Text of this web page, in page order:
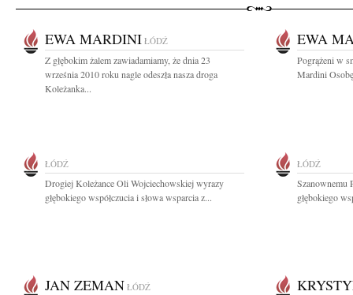
EWA MARDINI ŁÓDŹ
Z głębokim żalem zawiadamiamy, że dnia 23
września 2010 roku nagle odeszła nasza droga
Koleżanka...
EWA
Pogrążeni w
Mardini
ŁÓDŹ
Drogiej Koleżance Oli Wojciechowskiej wyrazy
głębokiego współczucia i słowa wsparcia z...
ŁÓDŹ
Szanownemu
głębokiego
JAN ZEMAN ŁÓDŹ